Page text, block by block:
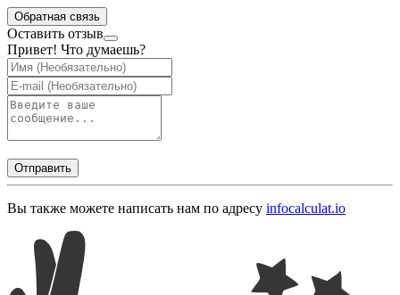
Обратная связь
Оставить отзыв
Привет! Что думаешь?
Отправить
Вы также можете написать нам по адресу infocalculat.io